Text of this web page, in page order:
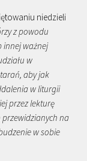
niedzieli
z powodu
innej ważnej
w
aby jak
w liturgii
przez lekturę
na
w sobie